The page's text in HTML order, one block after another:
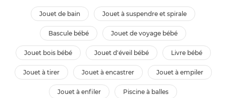
jouet de bain jouet à suspendre et spirale
bascule bébé jouet de voyage bébé
jouet bois bébé jouet d'éveil bébé livre bébé
jouet à tirer jouet à encastrer jouet à empiler
jouet à enfiler piscine à balles